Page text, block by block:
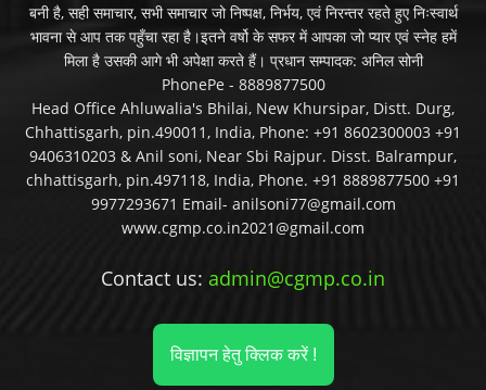
बनी है, सही समाचार, सभी समाचार जो निष्पक्ष, निर्भय, एवं निरन्तर रहते हुए निःस्वार्थ
भावना से आप तक पहुँचा रहा है।इतने वर्षो के सफर में आपका जो प्यार एवं स्नेह हमें
मिला है उसकी आगे भी अपेक्षा करते हैं। प्रधान सम्पादक: अनिल सोनी
PhonePe - 8889877500
Head Office Ahluwalia's Bhilai, New Khursipar, Distt. Durg,
Chhattisgarh, pin.490011, India, Phone: +91 8602300003 +91
9406310203 & Anil soni, Near Sbi Rajpur. Disst. Balrampur,
chhattisgarh, pin.497118, India, Phone. +91 8889877500 +91
9977293671 Email- anilsoni77@gmail.com
www.cgmp.co.in2021@gmail.com
Contact us: admin@cgmp.co.in
विज्ञापन हेतु क्लिक करें !